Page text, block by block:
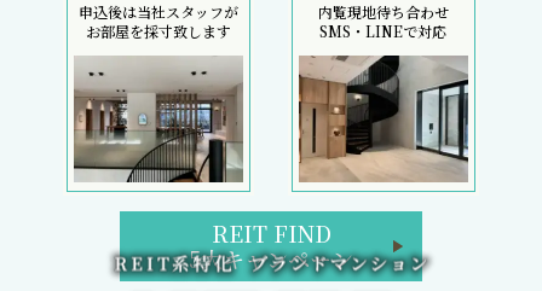
申込後は当社スタッフが
お部屋を採寸致します
内覧現地待ち合わせ
SMS・LINEで対応
REIT FIND
5大キャンペーン